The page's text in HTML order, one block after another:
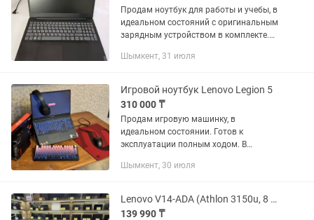
Продам ноутбук для работы и учебы, в
идеальном состояний с оригинальным
зарядным устройством в комплекте.
Office Характеристики: ОС Windows 10
Шымкент, 31 июля
Игровой ноутбук Lenovo Legion 5
310 000 ₸
Продам игровую машинку, в
идеальном состоянии. Готов к
эксплуатации полным ходом. В
на 230w, наушники hyperX Cloud Ill,
Шымкент, 30 июля
Lenovo V14-ADA (Athlon 3150u, 8 Gb, 128 Gb SSD)
139 990 ₸